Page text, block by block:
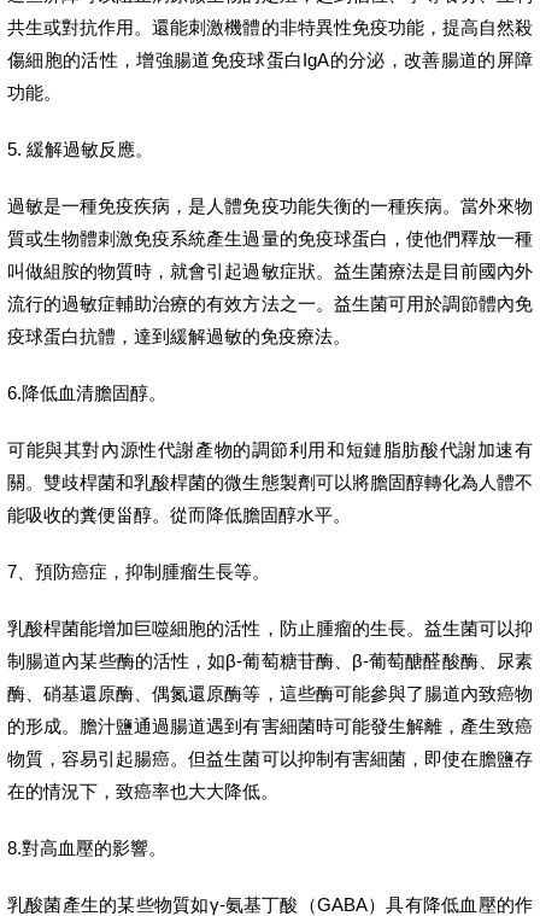
共生或對抗作用。還能刺激機體的非特異性免疫功能，提高自然殺
傷細胞的活性，增強腸道免疫球蛋白IgA的分泌，改善腸道的屏障
功能。
5. 緩解過敏反應。
過敏是一種免疫疾病，是人體免疫功能失衡的一種疾病。當外來物
質或生物體刺激免疫系統產生過量的免疫球蛋白，使他們釋放一種
叫做組胺的物質時，就會引起過敏症狀。益生菌療法是目前國內外
流行的過敏症輔助治療的有效方法之一。益生菌可用於調節體內免
疫球蛋白抗體，達到緩解過敏的免疫療法。
6.降低血清膽固醇。
可能與其對內源性代謝產物的調節利用和短鏈脂肪酸代謝加速有
關。雙歧桿菌和乳酸桿菌的微生態製劑可以將膽固醇轉化為人體不
能吸收的糞便甾醇。從而降低膽固醇水平。
7、預防癌症，抑制腫瘤生長等。
乳酸桿菌能增加巨噬細胞的活性，防止腫瘤的生長。益生菌可以抑
制腸道內某些酶的活性，如β-葡萄糖苷酶、β-葡萄醣醛酸酶、尿素
酶、硝基還原酶、偶氮還原酶等，這些酶可能參與了腸道內致癌物
的形成。膽汁鹽通過腸道遇到有害細菌時可能發生解離，產生致癌
物質，容易引起腸癌。但益生菌可以抑制有害細菌，即使在膽鹽存
在的情況下，致癌率也大大降低。
8.對高血壓的影響。
乳酸菌產生的某些物質如γ-氨基丁酸（GABA）具有降低血壓的作